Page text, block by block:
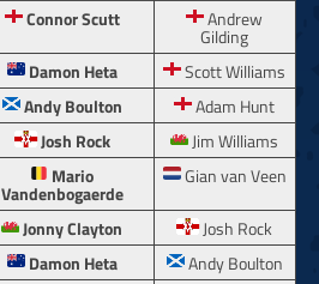
Connor Scutt Andrew
Gilding
Damon Heta
Scott Williams
Andy Boulton
Adam Hunt
Josh Rock
Jim Williams
Mario
Vandenbogaerde
Gian van Veen
Jonny Clayton
Josh Rock
Damon Heta
Andy Boulton